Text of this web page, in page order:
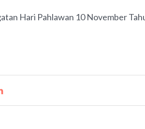
Hari Pahlawan 10 November